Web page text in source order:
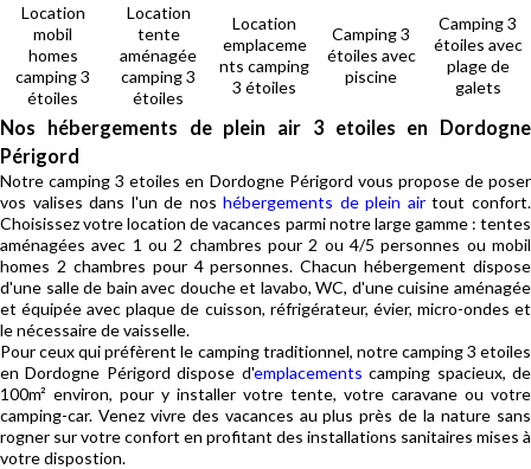
Location
mobil
homes
camping 3
étoiles
Location
tente
aménagée
camping 3
étoiles
Location
emplaceme
nts camping
3 étoiles
Camping 3
étoiles avec
piscine
Camping 3
étoiles avec
plage de
galets
Nos hébergements de plein air 3 etoiles en Dordogne
Périgord
Notre camping 3 etoiles en Dordogne Périgord vous propose de poser
vos valises dans l'un de noshébergements de plein airtout confort.
Choisissez votre location de vacances parmi notre large gamme : tentes
aménagées avec 1 ou 2 chambres pour 2 ou 4/5 personnes ou mobil
homes 2 chambres pour 4 personnes. Chacun hébergement dispose
d'une salle de bain avec douche et lavabo, WC, d'une cuisine aménagée
et équipée avec plaque de cuisson, réfrigérateur, évier, micro-ondes et
le nécessaire de vaisselle.
Pour ceux qui préfèrent le camping traditionnel, notre camping 3 etoiles
en Dordogne Périgord dispose d'emplacements camping spacieux, de
100m² environ, pour y installer votre tente, votre caravane ou votre
camping-car. Venez vivre des vacances au plus près de la nature sans
rogner sur votre confort en profitant des installations sanitaires mises à
votre dispostion.